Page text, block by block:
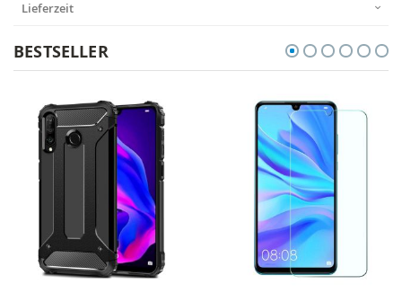
Lieferzeit
BESTSELLER